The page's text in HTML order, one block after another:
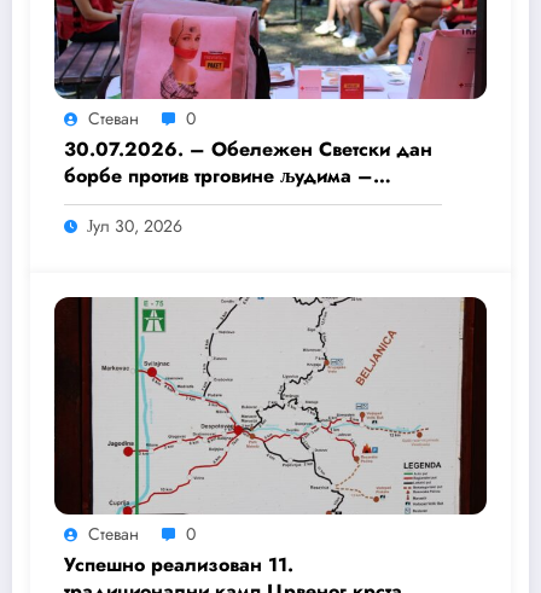
Стеван 0
30.07.2026. – Обележен Светски дан
борбе против трговине људима –
Едукација младих волонтера Црвеног
крста.
Јул 30, 2026
Стеван 0
Успешно реализован 11.